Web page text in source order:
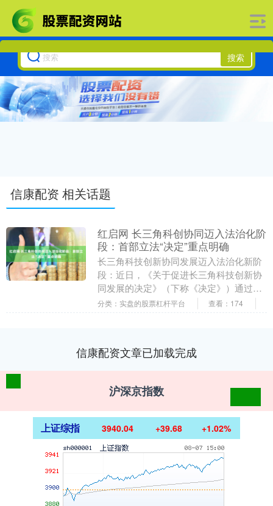
搜索
信康配资 相关话题
红启网 长三角科创协同迈入法治化阶
段：首部立法“决定”重点明确
长三角科技创新协同发展迈入法治化新阶
段：近日，《关于促进长三角科技创新协
同发展的决定》（下称《决定》）通过，
上海市、江苏省、浙江省、安徽省将共同
分类：实盘的股票杠杆平台 查看：174
信康配资文章已加载完成
沪深京指数
上证综指 3940.04 +39.68 +1.02%